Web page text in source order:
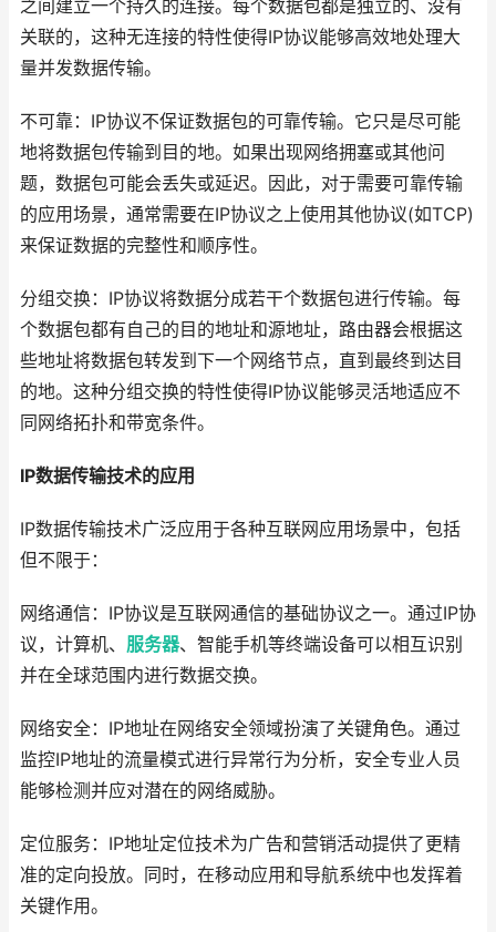
之间建立一个持久的连接。每个数据包都是独立的、没有
关联的，这种无连接的特性使得IP协议能够高效地处理大
量并发数据传输。
不可靠：IP协议不保证数据包的可靠传输。它只是尽可能
地将数据包传输到目的地。如果出现网络拥塞或其他问
题，数据包可能会丢失或延迟。因此，对于需要可靠传输
的应用场景，通常需要在IP协议之上使用其他协议(如TCP)
来保证数据的完整性和顺序性。
分组交换：IP协议将数据分成若干个数据包进行传输。每
个数据包都有自己的目的地址和源地址，路由器会根据这
些地址将数据包转发到下一个网络节点，直到最终到达目
的地。这种分组交换的特性使得IP协议能够灵活地适应不
同网络拓扑和带宽条件。
IP数据传输技术的应用
IP数据传输技术广泛应用于各种互联网应用场景中，包括
但不限于：
网络通信：IP协议是互联网通信的基础协议之一。通过IP协
议，计算机、 服务器、智能手机等终端设备可以相互识别
并在全球范围内进行数据交换。
网络安全：IP地址在网络安全领域扮演了关键角色。通过
监控IP地址的流量模式进行异常行为分析，安全专业人员
能够检测并应对潜在的网络威胁。
定位服务：IP地址定位技术为广告和营销活动提供了更精
准的定向投放。同时，在移动应用和导航系统中也发挥着
关键作用。